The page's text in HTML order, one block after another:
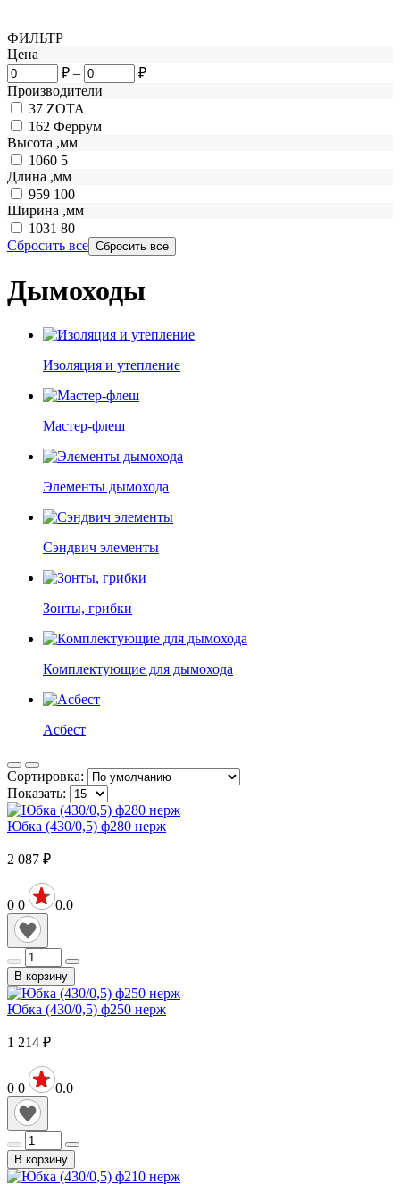
ФИЛЬТР
Цена
₽ –
₽
Производители
37 ZOTA
162 Феррум
Высота ,мм
1060 5
Длина ,мм
959 100
Ширина ,мм
1031 80
Сбросить все
Дымоходы
Изоляция и утепление
Мастер-флеш
Элементы дымохода
Сэндвич элементы
Зонты, грибки
Комплектующие для дымохода
Асбест
Сортировка:
Показать:
Юбка (430/0,5) ф280 нерж
2 087 ₽
0 0 0.0
В корзину
Юбка (430/0,5) ф250 нерж
1 214 ₽
0 0 0.0
В корзину